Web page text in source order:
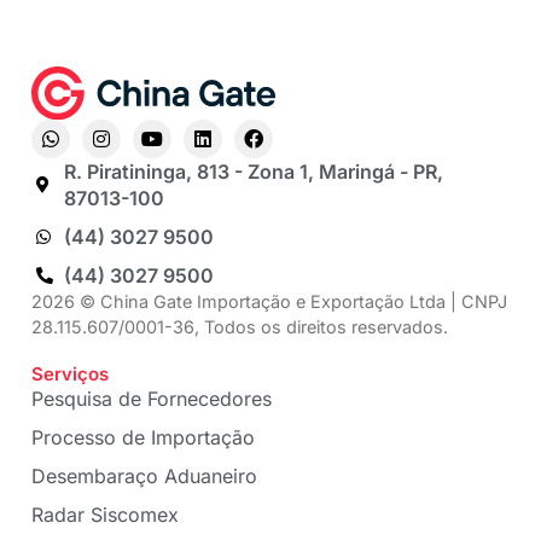
R. Piratininga, 813 - Zona 1, Maringá - PR,
87013-100
(44) 3027 9500
(44) 3027 9500
2026 © China Gate Importação e Exportação Ltda | CNPJ
28.115.607/0001-36, Todos os direitos reservados.
Serviços
Pesquisa de Fornecedores
Processo de Importação
Desembaraço Aduaneiro
Radar Siscomex